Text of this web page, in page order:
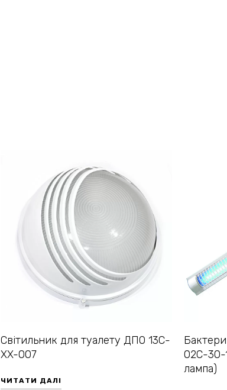
Світильник для туалету ДПО 13С-
XX-007
ЧИТАТИ ДАЛІ
02С-30-
лампа)